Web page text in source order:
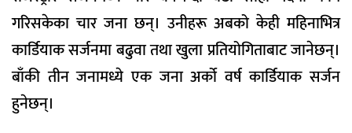
गरिसकेका चार जना छन्। उनीहरू अबको केही महिनाभित्र
कार्डियाक सर्जनमा बढुवा तथा खुला प्रतियोगिताबाट जानेछन्।
बाँकी तीन जनामध्ये एक जना अर्को वर्ष कार्डियाक सर्जन
हुनेछन्।